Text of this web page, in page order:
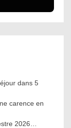
dans 5
carence en
2026…